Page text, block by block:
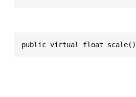
public virtual float scale()